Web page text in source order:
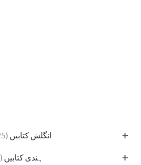
English Books انگلش کتابیں (425) +
Hindi Books ہندی کتابیں (428) +